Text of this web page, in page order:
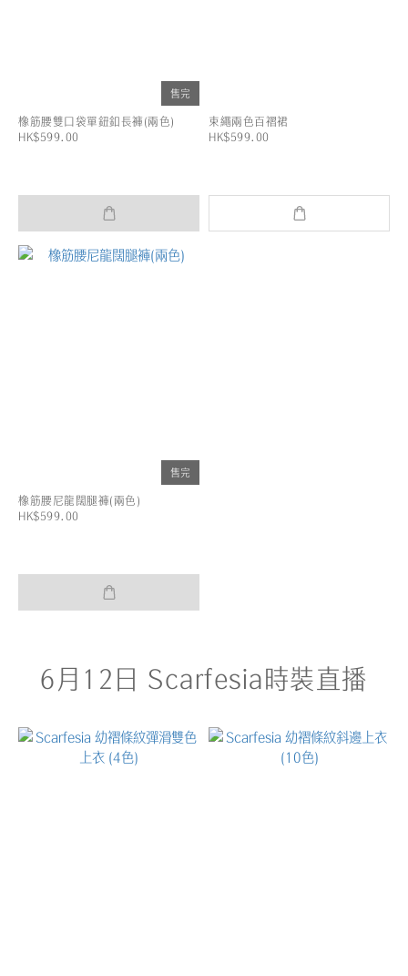
售完
橡筋腰雙口袋單鈕釦長褲(兩色)
HK$599.00
束繩兩色百褶裙
HK$599.00
售完
橡筋腰尼龍闊腿褲(兩色)
HK$599.00
6月12日 Scarfesia時裝直播